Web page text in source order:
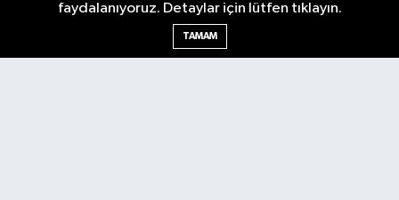
Ankara Nöbetçi Eczaneler
faydalanıyoruz. Detaylar için lütfen tıklayın.
TAMAM